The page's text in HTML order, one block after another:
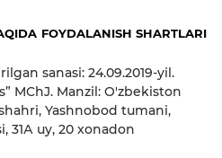
FOYDALANISH SHARTLARI
sanasi: 24.09.2019-yil.
MChJ. Manzil: O'zbekiston
Yashnobod tumani,
31А uy, 20 xonadon